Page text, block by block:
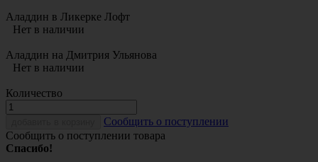
Аладдин в Ликерке Лофт
Нет в наличии
Аладдин на Дмитрия Ульянова
Нет в наличии
Количество
Cообщить о поступлении
Сообщить о поступлении товара
Спасибо!